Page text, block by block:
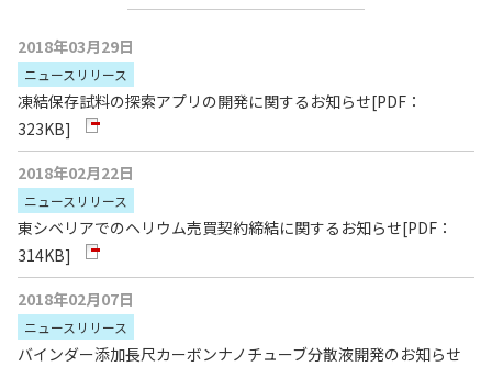
2018年03月29日
ニュースリリース
凍結保存試料の探索アプリの開発に関するお知らせ[PDF：
323KB]
2018年02月22日
ニュースリリース
東シベリアでのヘリウム売買契約締結に関するお知らせ[PDF：
314KB]
2018年02月07日
ニュースリリース
バインダー添加長尺カーボンナノチューブ分散液開発のお知らせ